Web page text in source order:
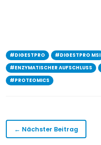
#DIGESTPRO #DIGESTPRO MSI
#ENZYMATISCHER AUFSCHLUSS
#PROTEOMICS
← Nächster Beitrag